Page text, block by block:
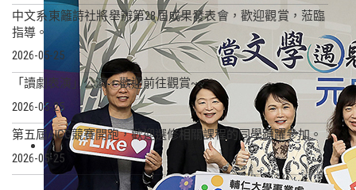
中文系東籬詩社將舉辦第28屆成果發表會，歡迎觀賞，蒞臨
指導。
2026-05-25
「讀劇表演」公演，歡迎前往觀賞~~
2026-05-25
第五屆AICC競賽開跑，歡迎選修相關課程的同學踴躍參加。
2026-05-25